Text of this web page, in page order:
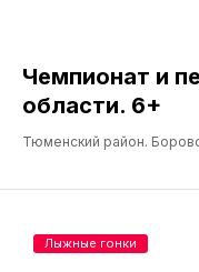
Чемпионат и
области. 6+
Тюменский район.
Лыжные гонки